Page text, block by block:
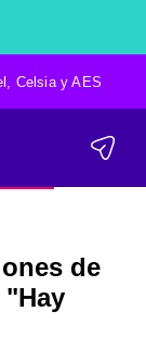
Celsia y AES
de